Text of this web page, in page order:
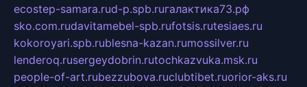
ecostep-samara.rud-p.spb.ruгалактика73.рф
sko.com.rudavitamebel-spb.rufotsis.rutesiaes.ru
kokoroyari.spb.rublesna-kazan.rumossilver.ru
lenderoq.rusergeydobrin.rutochkazvuka.msk.ru
people-of-art.rubezzubova.ruclubtibet.ruorior-aks.ru